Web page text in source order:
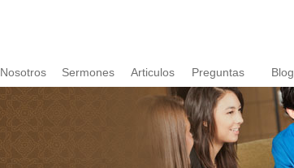
Nosotros Sermones Articulos Preguntas Blog